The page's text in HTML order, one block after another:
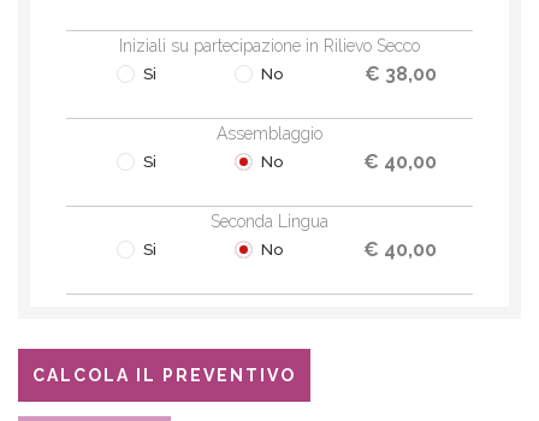
Iniziali su partecipazione in Rilievo Secco
Si No € 38,00
Assemblaggio
Si No € 40,00
Seconda Lingua
Si No € 40,00